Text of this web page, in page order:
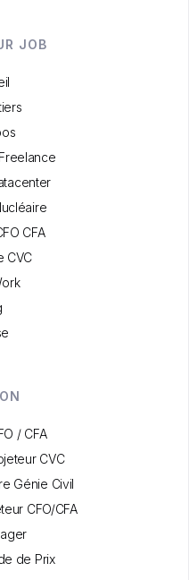
JOB
CFA
CVC
/ CFA
CVC
Génie Civil
CFO/CFA
de Prix